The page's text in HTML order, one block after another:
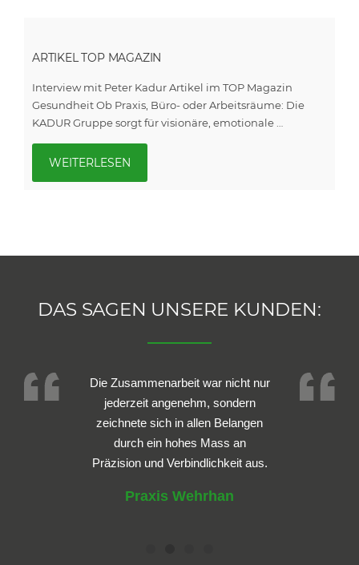
ARTIKEL TOP MAGAZIN
Interview mit Peter Kadur Artikel im TOP Magazin
Gesundheit Ob Praxis, Büro- oder Arbeitsräume: Die
KADUR Gruppe sorgt für visionäre, emotionale …
WEITERLESEN
DAS SAGEN UNSERE KUNDEN:
Die Zusammenarbeit war nicht nur
jederzeit angenehm, sondern
zeichnete sich in allen Belangen
durch ein hohes Mass an
Präzision und Verbindlichkeit aus.
Praxis Wehrhan